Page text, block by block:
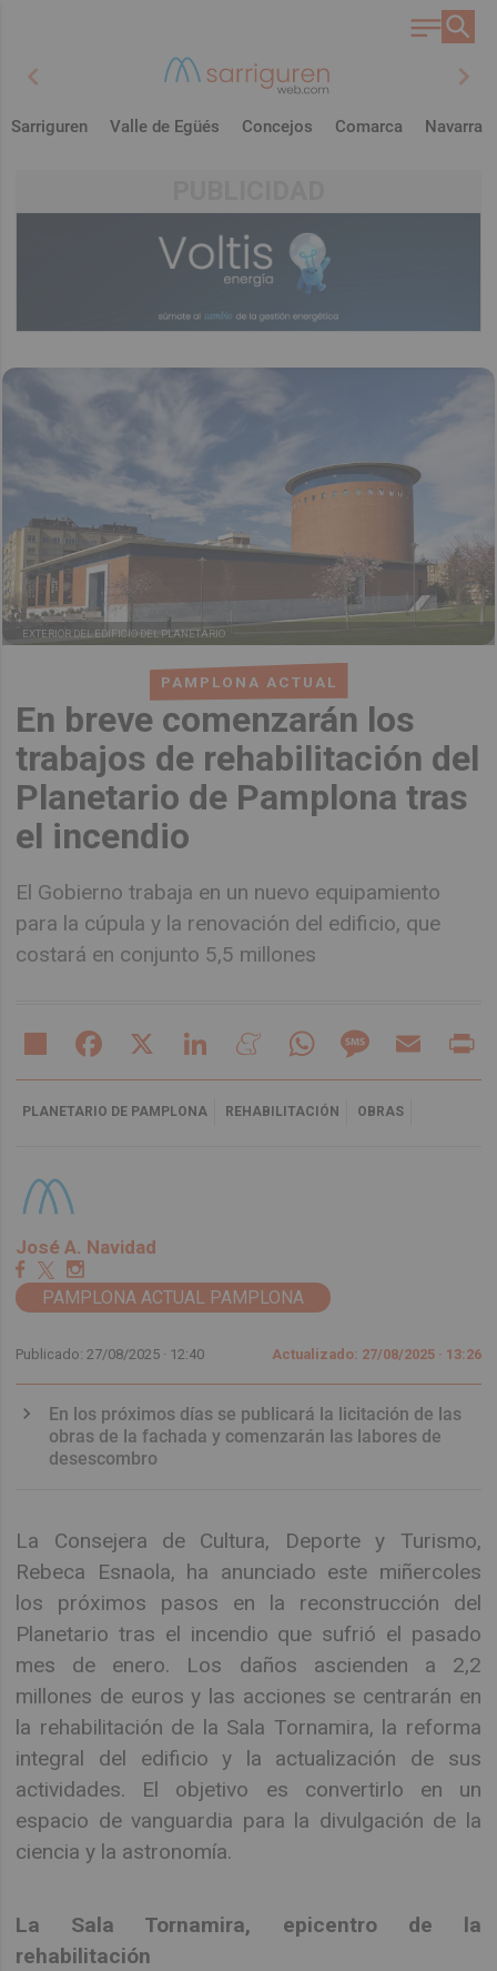
chevron_left chevron_right
Sarriguren Valle de Egüés Concejos Comarca Navarra
PAMPLONA ACTUAL
En breve comenzarán los
trabajos de rehabilitación del
Planetario de Pamplona tras
el incendio
El Gobierno trabaja en un nuevo equipamiento
para la cúpula y la renovación del edificio, que
costará en conjunto 5,5 millones
EXTERIOR DEL EDIFICIO DEL PLANETARIO
Share Facebook LinkedIn MeneameWhatsAppMessageEmail
PLANETARIO DE PAMPLONA REHABILITACIÓN OBRAS
José A. Navidad
PAMPLONA ACTUAL PAMPLONA
Publicado: 27/08/2025 · 12:40 Actualizado: 27/08/2025 · 13:26
En los próximos días se publicará la licitación de las
obras de la fachada y comenzarán las labores de
desescombro
La Consejera de Cultura, Deporte y Turismo,
Rebeca Esnaola, ha anunciado este miñercoles
los próximos pasos en la reconstrucción del
Planetario tras el incendio que sufrió el pasado
mes de enero. Los daños ascienden a 2,2
millones de euros y las acciones se centrarán en
la rehabilitación de la Sala Tornamira, la reforma
integral del edificio y la actualización de sus
actividades. El objetivo es convertirlo en un
espacio de vanguardia para la divulgación de la
ciencia y la astronomía.
La Sala Tornamira, epicentro de la
rehabilitación